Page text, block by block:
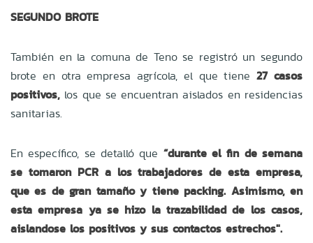
SEGUNDO BROTE
También en la comuna de Teno se registró un segundo
brote en otra empresa agrícola, el que tiene27 casos
positivos, los que se encuentran aislados en residencias
sanitarias.
En específico, se detalló que “durante el fin de semana
se tomaron PCR a los trabajadores de esta empresa,
que es de gran tamaño y tiene packing. Asimismo, en
esta empresa ya se hizo la trazabilidad de los casos,
aislandose los positivos y sus contactos estrechos".